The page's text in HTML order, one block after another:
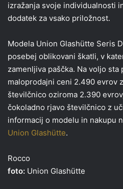
izražanja svoje individualnosti
dodatek za vsako priložnost.
Modela Union Glashütte Seris
posebej oblikovani škatli, v
zamenljiva paščka. Na voljo
maloprodajni ceni 2.490 evrov
številčnico oziroma 2.390
čokoladno rjavo številčnico z
informacij o modelu in nakupu
Union Glashütte.
Rocco
foto: Union Glashütte